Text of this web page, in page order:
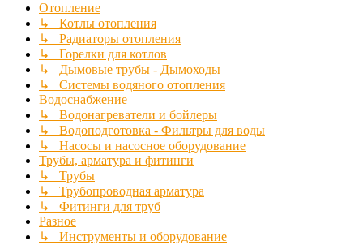
Отопление
↳ Котлы отопления
↳ Радиаторы отопления
↳ Горелки для котлов
↳ Дымовые трубы - Дымоходы
↳ Системы водяного отопления
Водоснабжение
↳ Водонагреватели и бойлеры
↳ Водоподготовка - Фильтры для воды
↳ Насосы и насосное оборудование
Трубы, арматура и фитинги
↳ Трубы
↳ Трубопроводная арматура
↳ Фитинги для труб
Разное
↳ Инструменты и оборудование